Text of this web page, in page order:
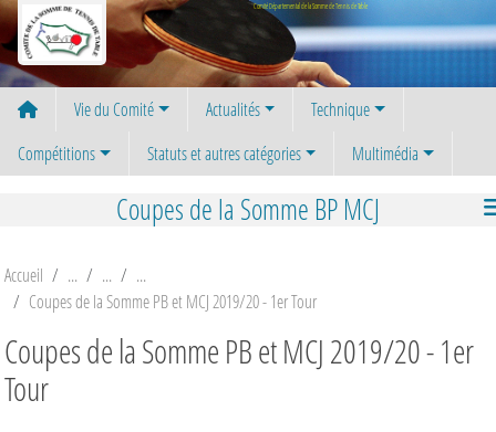
Comité Départemental de la Somme de Tennis de Table
Vie du Comité Actualités
Technique
Compétitions
Statuts et autres catégories Multimédia
Coupes de la Somme BP MCJ
Accueil
Coupes de la Somme PB et MCJ 2019/20 - 1er Tour
Coupes de la Somme PB et MCJ 2019/20 - 1er
Tour
Panneau de gestion des cookies